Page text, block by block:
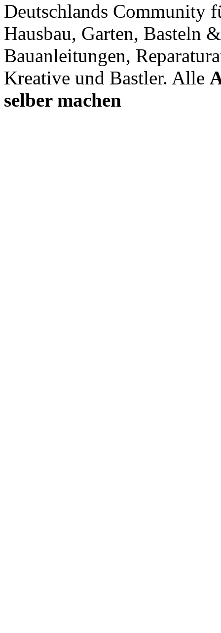
Deutschlands Community
Hausbau, Garten, Basteln
Bauanleitungen,
Kreative und Bastler. Alle
selber machen